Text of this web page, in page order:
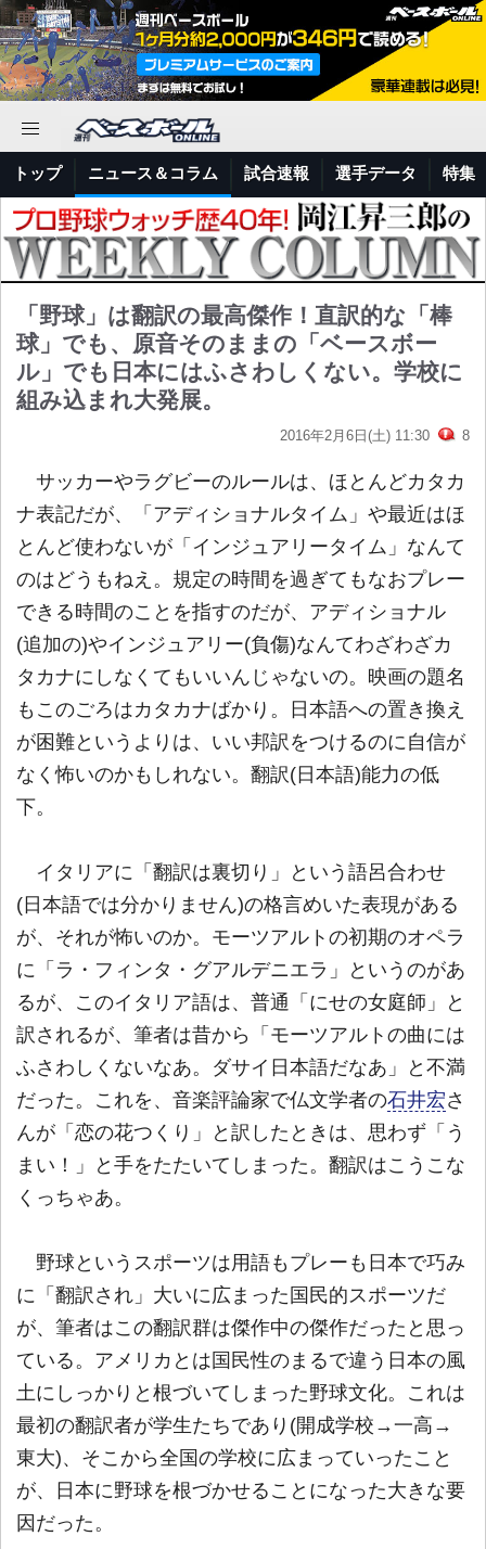
トップ ニュース＆コラム 試合速報 選手データ 特集
「野球」は翻訳の最高傑作！直訳的な「棒
球」でも、原音そのままの「ベースボー
ル」でも日本にはふさわしくない。学校に
組み込まれ大発展。
2016年2月6日(土) 11:30 8
サッカーやラグビーのルールは、ほとんどカタカ
ナ表記だが、「アディショナルタイム」や最近はほ
とんど使わないが「インジュアリータイム」なんて
のはどうもねえ。規定の時間を過ぎてもなおプレー
できる時間のことを指すのだが、アディショナル
(追加の)やインジュアリー(負傷)なんてわざわざカ
タカナにしなくてもいいんじゃないの。映画の題名
もこのごろはカタカナばかり。日本語への置き換え
が困難というよりは、いい邦訳をつけるのに自信が
なく怖いのかもしれない。翻訳(日本語)能力の低
下。
イタリアに「翻訳は裏切り」という語呂合わせ
(日本語では分かりません)の格言めいた表現がある
が、それが怖いのか。モーツアルトの初期のオペラ
に「ラ・フィンタ・グアルデニエラ」というのがあ
るが、このイタリア語は、普通「にせの女庭師」と
訳されるが、筆者は昔から「モーツアルトの曲には
ふさわしくないなあ。ダサイ日本語だなあ」と不満
だった。これを、音楽評論家で仏文学者の石井宏さ
んが「恋の花つくり」と訳したときは、思わず「う
まい！」と手をたたいてしまった。翻訳はこうこな
くっちゃあ。
野球というスポーツは用語もプレーも日本で巧み
に「翻訳され」大いに広まった国民的スポーツだ
が、筆者はこの翻訳群は傑作中の傑作だったと思っ
ている。アメリカとは国民性のまるで違う日本の風
土にしっかりと根づいてしまった野球文化。これは
最初の翻訳者が学生たちであり(開成学校→一高→
東大)、そこから全国の学校に広まっていったこと
が、日本に野球を根づかせることになった大きな要
因だった。